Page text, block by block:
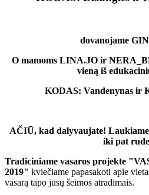
dovanojame
O mamoms LINA.JO ir
vieną iš
KODAS: Vandenynas ir
AČIŪ, kad dalyvaujate!
iki pat
Tradiciniame vasaros projekte
2019" kviečiame papasakoti apie
vasarą tapo jūsų šeimos atradimais.